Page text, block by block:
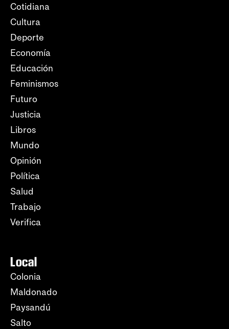
Cotidiana
Cultura
Deporte
Economía
Educación
Feminismos
Futuro
Justicia
Libros
Mundo
Opinión
Política
Salud
Trabajo
Verifica
Local
Colonia
Maldonado
Paysandú
Salto